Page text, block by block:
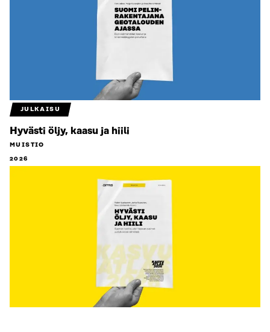
JULKAISU
Hyvästi öljy, kaasu ja hiili
MUISTIO
2026